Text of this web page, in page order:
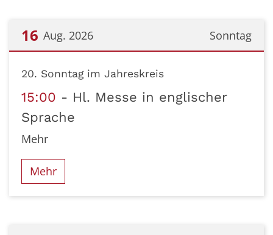
Sonntag
16 Aug. 2026
20. Sonntag im Jahreskreis
15:00
Hl. Messe in englischer
Sprache
Mehr
Mehr